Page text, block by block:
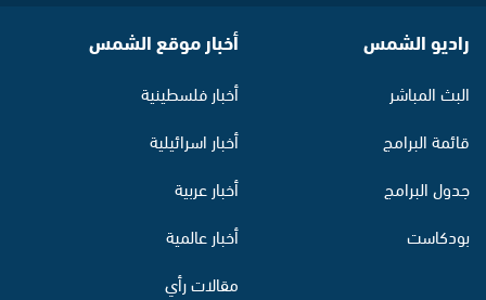
راديو الشمس
البث المباشر
قائمة البرامج
جدول البرامج
بودكاست
أخبار موقع الشمس
أخبار فلسطينية
أخبار اسرائيلية
أخبار عربية
أخبار عالمية
مقالات رأي